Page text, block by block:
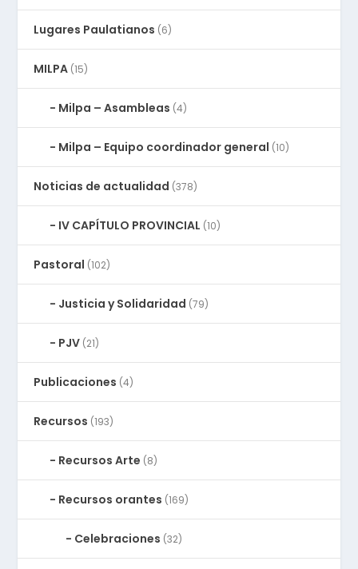
Lugares Paulatianos (6)
MILPA (15)
Milpa – Asambleas (4)
Milpa – Equipo coordinador general (10)
Noticias de actualidad (378)
IV CAPÍTULO PROVINCIAL (10)
Pastoral (102)
Justicia y Solidaridad (79)
PJV (21)
Publicaciones (4)
Recursos (193)
Recursos Arte (8)
Recursos orantes (169)
Celebraciones (32)